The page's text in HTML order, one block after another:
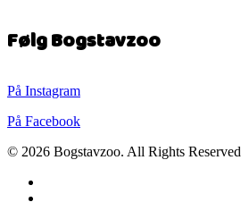
Følg Bogstavzoo
På Instagram
På Facebook
© 2026 Bogstavzoo. All Rights Reserved